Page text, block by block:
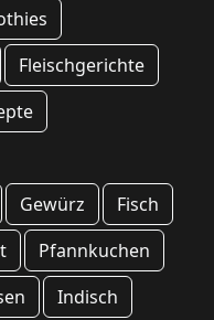
Fleischgerichte
Gewürz
Fisch
Pfannkuchen
Indisch